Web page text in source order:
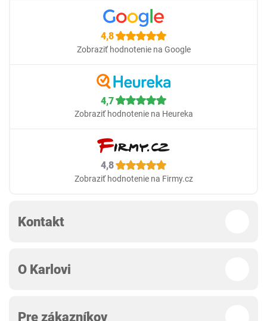
4,8
Zobraziť hodnotenie na Google
4,7
Zobraziť hodnotenie na Heureka
4,8
Zobraziť hodnotenie na Firmy.cz
Kontakt
O Karlovi
Pre zákazníkov